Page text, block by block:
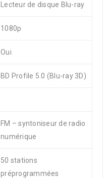
Lecteur de disque Blu-ray
1080p
Oui
BD Profile 5.0 (Blu-ray 3D)
FM – syntoniseur de radio
numérique
50 stations
préprogrammées